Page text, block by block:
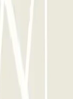
sortir du